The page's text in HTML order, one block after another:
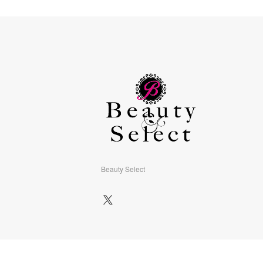
Beauty Select